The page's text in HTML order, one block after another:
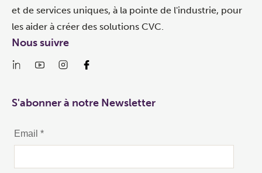
et de services uniques, à la pointe de l'industrie, pour
les aider à créer des solutions CVC.
Nous suivre
S'abonner à notre Newsletter